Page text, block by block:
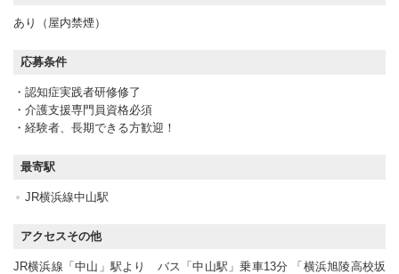
あり（屋内禁煙）
応募条件
・認知症実践者研修修了
・介護支援専門員資格必須
・経験者、長期できる方歓迎！
最寄駅
JR横浜線中山駅
アクセスその他
JR横浜線「中山」駅より バス「中山駅」乗車13分 「横浜旭陵高校坂